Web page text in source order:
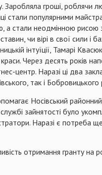
Заробляла гроші, роблячи
стали популярними
а стали неодмінною рисою
чи вірі в свої сили і
інтуїції, Тамарі
Через десять років
центр. Наразі ці два
так і Бобровицького
Носівський
зайнятості було
Наразі є потреба
отримання гранту на